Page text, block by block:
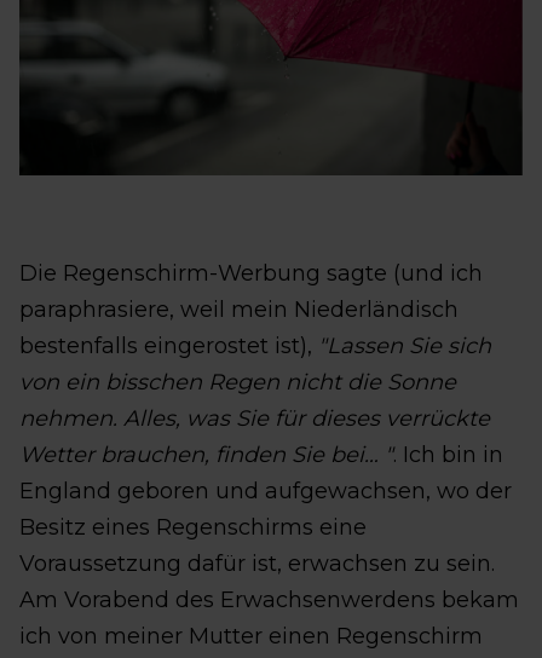
Die Regenschirm-Werbung sagte (und ich
paraphrasiere, weil mein Niederländisch
bestenfalls eingerostet ist), "Lassen Sie sich
von ein bisschen Regen nicht die Sonne
nehmen. Alles, was Sie für dieses verrückte
Wetter brauchen, finden Sie bei… ". Ich bin in
England geboren und aufgewachsen, wo der
Besitz eines Regenschirms eine
Voraussetzung dafür ist, erwachsen zu sein.
Am Vorabend des Erwachsenwerdens bekam
ich von meiner Mutter einen Regenschirm